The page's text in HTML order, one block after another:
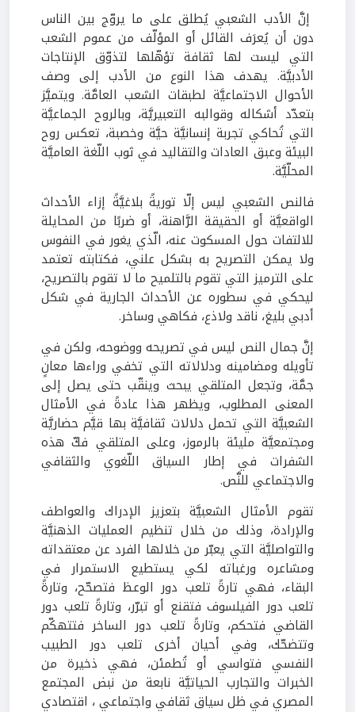
إنَّ الأدب الشعبي يُطلق على ما يروّج بين الناس
دون أن يُعرَف القائل أو المؤلّف من عموم الشعب
التي ليست لها ثقافة تؤهّلها لتذوّق الإنتاجات
الأدبيَّة. يهدف هذا النوع من الأدب إلى وصف
الأحوال الاجتماعيَّة لطبقات الشعب العامَّة. ويتميَّز
بتعدّد أشكاله وقوالبه التعبيريَّة، وبالروح الجماعيَّة
التي تُحاكي تجربة إنسانيَّة حيَّة وخصبة، تعكس روح
البيئة وعبق العادات والتقاليد في ثوب اللّغة العاميَّة
المحلّيَّة.
فالنص الشعبي ليس إلّا توريةً بلاغيَّةً إزاء الأحداث
الواقعيَّة أو الحقيقة الرَّاهنة، أو ضربًا من المحايلة
للالتفات حول المسكوت عنه، الّذي يغور في النفوس
ولا يمكن التصريح به بشكل علني، فكتابته تعتمد
على الترميز التي تقوم بالتلميح ما لا تقوم بالتصريح،
ليحكي في سطوره عن الأحداث الجارية في شكل
أدبي بليغ، ناقد ولاذع، فكاهي وساخر.
إنَّ جمال النص ليس في تصريحه ووضوحه، ولكن في
تأويله ومضامينه ودلالاته التي تخفي وراءها معانٍ
جمَّة، وتجعل المتلقي يبحث وينقّب حتى يصل إلى
المعنى المطلوب، ويظهر هذا عادةً في الأمثال
الشعبيَّة التي تحمل دلالات ثقافيَّة بها قيَّم حضاريَّة
ومجتمعيَّة مليئة بالرموز، وعلى المتلقي فكّ هذه
الشفرات في إطار السياق اللّغوي والثقافي
والاجتماعي للنَّص.
تقوم الأمثال الشعبيَّة بتعزيز الإدراك والعواطف
والإرادة، وذلك من خلال تنظيم العمليات الذهنيَّة
والتواصليَّة التي يعبّر من خلالها الفرد عن معتقداته
ومشاعره ورغباته لكي يستطيع الاستمرار في
البقاء، فهي تارةً تلعب دور الوعظ فتصحّح، وتارةً
تلعب دور الفيلسوف فتقنع أو تبرّر، وتارةً تلعب دور
القاضي فتحكم، وتارةً تلعب دور الساخر فتتهكّم
وتتضحّك، وفي أحيان أخرى تلعب دور الطبيب
النفسي فتواسي أو تُطمئن، فهي ذخيرة من
الخبرات والتجارب الحياتيَّة نابعة من نبض المجتمع
المصري في ظل سياق ثقافي واجتماعي ، اقتصادي